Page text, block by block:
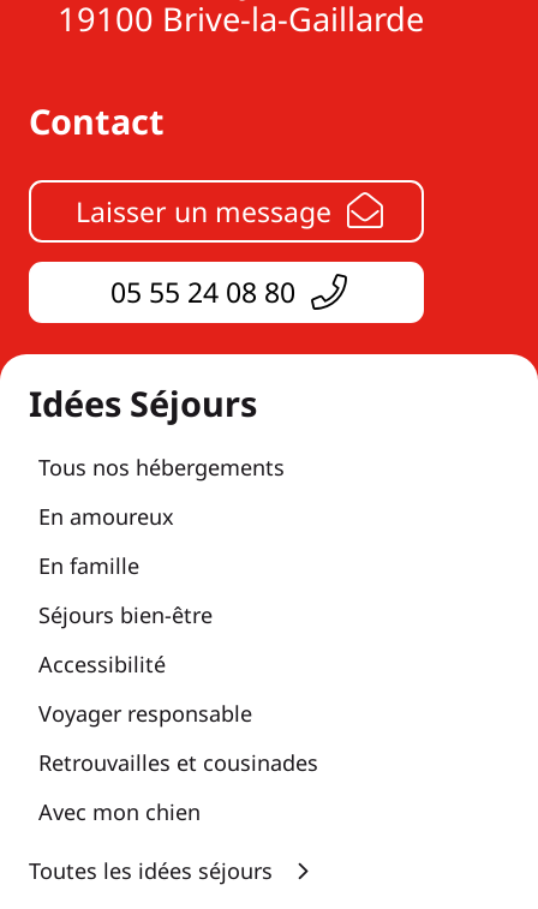
19100 Brive-la-Gaillarde
Contact
Laisser un message
05 55 24 08 80
Idées Séjours
Tous nos hébergements
En amoureux
En famille
Séjours bien-être
Accessibilité
Voyager responsable
Retrouvailles et cousinades
Avec mon chien
Toutes les idées séjours